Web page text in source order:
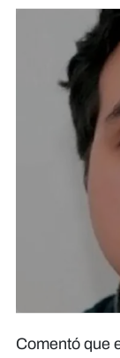
Comentó que